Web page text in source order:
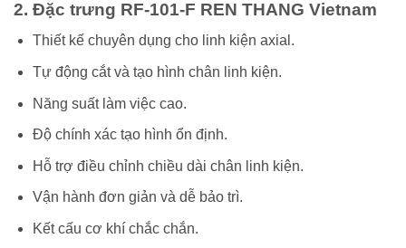
2. Đặc trưng RF-101-F REN THANG Vietnam
Thiết kế chuyên dụng cho linh kiện axial.
Tự động cắt và tạo hình chân linh kiện.
Năng suất làm việc cao.
Độ chính xác tạo hình ổn định.
Hỗ trợ điều chỉnh chiều dài chân linh kiện.
Vận hành đơn giản và dễ bảo trì.
Kết cấu cơ khí chắc chắn.